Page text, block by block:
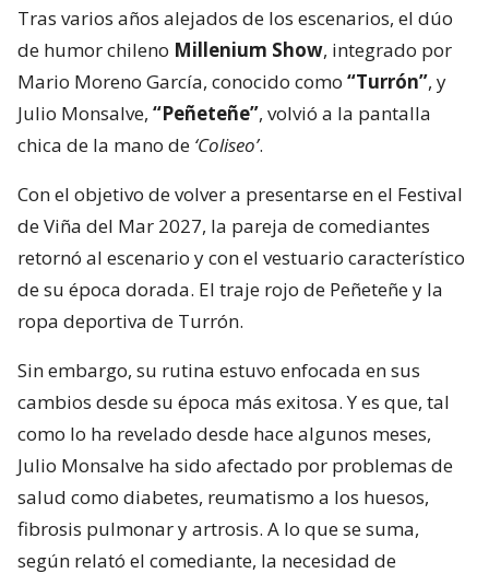
Tras varios años alejados de los escenarios, el dúo
de humor chileno Millenium Show, integrado por
Mario Moreno García, conocido como “Turrón”, y
Julio Monsalve, “Peñeteñe”, volvió a la pantalla
chica de la mano de ‘Coliseo’.
Con el objetivo de volver a presentarse en el Festival
de Viña del Mar 2027, la pareja de comediantes
retornó al escenario y con el vestuario característico
de su época dorada. El traje rojo de Peñeteñe y la
ropa deportiva de Turrón.
Sin embargo, su rutina estuvo enfocada en sus
cambios desde su época más exitosa. Y es que, tal
como lo ha revelado desde hace algunos meses,
Julio Monsalve ha sido afectado por problemas de
salud como diabetes, reumatismo a los huesos,
fibrosis pulmonar y artrosis. A lo que se suma,
según relató el comediante, la necesidad de